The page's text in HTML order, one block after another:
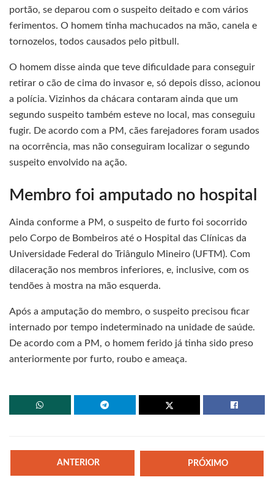
portão, se deparou com o suspeito deitado e com vários
ferimentos. O homem tinha machucados na mão, canela e
tornozelos, todos causados pelo pitbull.
O homem disse ainda que teve dificuldade para conseguir
retirar o cão de cima do invasor e, só depois disso, acionou
a polícia. Vizinhos da chácara contaram ainda que um
segundo suspeito também esteve no local, mas conseguiu
fugir. De acordo com a PM, cães farejadores foram usados
na ocorrência, mas não conseguiram localizar o segundo
suspeito envolvido na ação.
Membro foi amputado no hospital
Ainda conforme a PM, o suspeito de furto foi socorrido
pelo Corpo de Bombeiros até o Hospital das Clínicas da
Universidade Federal do Triângulo Mineiro (UFTM). Com
dilaceração nos membros inferiores, e, inclusive, com os
tendões à mostra na mão esquerda.
Após a amputação do membro, o suspeito precisou ficar
internado por tempo indeterminado na unidade de saúde.
De acordo com a PM, o homem ferido já tinha sido preso
anteriormente por furto, roubo e ameaça.
ANTERIOR PRÓXIMO